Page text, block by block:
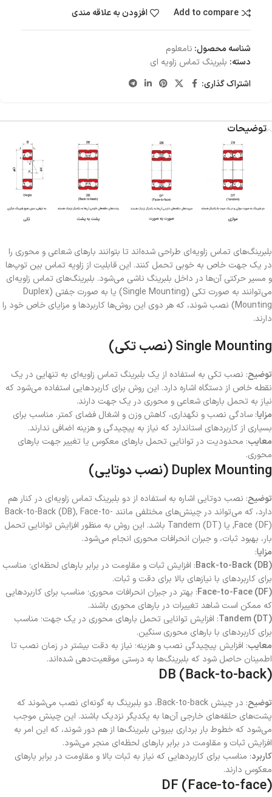
Add to compare افزودن به علاقه مندی
شناسه محصول: نامعلوم
دسته: بلبرینگ تماس زاویه ای
اشتراک گذاری:
توضیحات
بلبرینگ‌های تماس زاویه‌ای طراحی شده‌اند تا بتوانند بارهای شعاعی و محوری را
در یک جهت خاص به خوبی تحمل کنند. این قابلیت از زاویه تماس بین توپ‌ها
و مسیر حرکتی آن‌ها در داخل بلبرینگ ناشی می‌شود. بلبرینگ‌های تماس زاویه‌ای
می‌توانند به صورت تکی (Single Mounting) یا به صورت جفتی (Duplex
Mounting) نصب شوند، که هر دوی این روش‌ها کاربردها و مزایای خاص خود را
دارند.
Single Mounting (نصب تکی)
توضیح: نصب تکی به استفاده از یک بلبرینگ تماس زاویه‌ای به تنهایی در یک
نقطه خاص از دستگاه اشاره دارد. این روش برای کاربردهایی استفاده می‌شود که
نیاز به تحمل بارهای شعاعی و محوری در یک جهت دارند.
مزایا: سادگی نصب و نگهداری، کاهش وزن و اشغال فضای کمتر. مناسب برای
بسیاری از کاربردهای استاندارد که نیاز به پیچیدگی و هزینه اضافی ندارند.
معایب: محدودیت در توانایی تحمل بارهای معکوس یا تغییر جهت بارهای
محوری.
Duplex Mounting (نصب دوتایی)
توضیح: نصب دوتایی اشاره به استفاده از دو بلبرینگ تماس زاویه‌ای در کنار هم
دارد، که می‌تواند در چینش‌های مختلفی مانند Back-to-Back (DB), Face-to-
Face (DF), یا Tandem (DT) باشد. این روش به منظور افزایش توانایی تحمل
بار، بهبود ثبات، و جبران انحرافات محوری انجام می‌شود.
مزایا:
Back-to-Back (DB): افزایش ثبات و مقاومت در برابر بارهای لحظه‌ای؛ مناسب
برای کاربردهای با نیازهای بالا برای دقت و ثبات.
Face-to-Face (DF): بهتر در جبران انحرافات محوری؛ مناسب برای کاربردهایی
که ممکن است شاهد تغییرات در بارهای محوری باشند.
Tandem (DT): افزایش توانایی تحمل بارهای محوری در یک جهت؛ مناسب
برای کاربردهای با بارهای محوری سنگین.
معایب: افزایش پیچیدگی نصب و هزینه؛ نیاز به دقت بیشتر در زمان نصب تا
اطمینان حاصل شود که بلبرینگ‌ها به درستی موقعیت‌دهی شده‌اند.
DB (Back-to-back)
توضیح
: در چینش Back-to-back، دو بلبرینگ به گونه‌ای نصب می‌شوند که
پشت‌های حلقه‌های خارجی آن‌ها به یکدیگر نزدیک باشند. این چینش موجب
می‌شود که خطوط بار برداری بیرونی بلبرینگ‌ها از هم دور شوند، که این امر به
افزایش ثبات و مقاومت در برابر بارهای لحظه‌ای منجر می‌شود.
کاربرد: مناسب برای کاربردهایی که نیاز به ثبات بالا و مقاومت در برابر بارهای
معکوس دارند.
DF (Face-to-face)